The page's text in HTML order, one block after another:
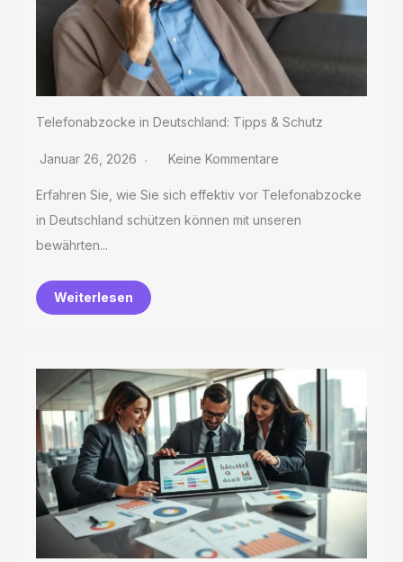
Telefonabzocke in Deutschland: Tipps & Schutz
Januar 26, 2026 Keine Kommentare
Erfahren Sie, wie Sie sich effektiv vor Telefonabzocke
in Deutschland schützen können mit unseren
bewährten...
Weiterlesen